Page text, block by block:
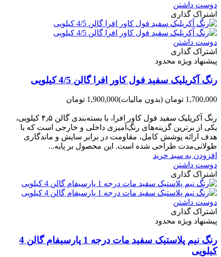
دوست داشتن
اشتراک گذاری
دوست داشتن
اشتراک گذاری
پیشنهاد ویژه محدود
رنگ آکریلیک سفید فول کاور افرا گالن 4/5 کیلویی
1,700,000 تومان (بدون مالیات)1,900,000 تومان
رنگ آکریلیک سفید فول کاور افرا، با بسته‌بندی گالن ۴٫۵ کیلویی،
یکی از برترین گزینه‌های رنگ‌آمیزی داخلی و خارجی است که با
هدف ارائه پوشش کامل، مقاومت در برابر سایش و ماندگاری
طولانی‌مدت طراحی شده است. این محصول بر پایه...
افزودن به سبد خرید
دوست داشتن
اشتراک گذاری
دوست داشتن
اشتراک گذاری
پیشنهاد ویژه محدود
رنگ نیم پلاستیک سفید مات درجه 1 پارسیفام گالن 4
کیلویی